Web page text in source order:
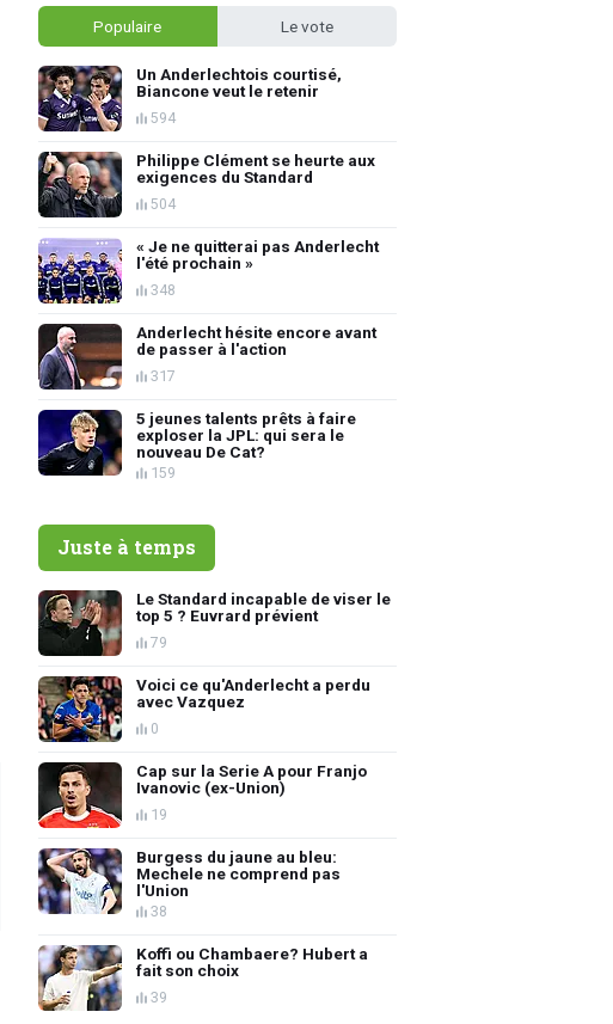
Populaire Le vote
Un Anderlechtois courtisé,
Biancone veut le retenir
594
Philippe Clément se heurte aux
exigences du Standard
504
« Je ne quitterai pas Anderlecht
l'été prochain »
348
Anderlecht hésite encore avant
de passer à l'action
317
5 jeunes talents prêts à faire
exploser la JPL: qui sera le
nouveau De Cat?
159
Juste à temps
Le Standard incapable de viser le
top 5 ? Euvrard prévient
79
Voici ce qu'Anderlecht a perdu
avec Vazquez
0
Cap sur la Serie A pour Franjo
Ivanovic (ex-Union)
19
Burgess du jaune au bleu:
Mechele ne comprend pas
l'Union
38
Koffi ou Chambaere? Hubert a
fait son choix
39